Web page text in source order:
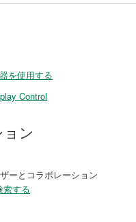
を使用する
Control
ン
ーとコラボレーション
索する